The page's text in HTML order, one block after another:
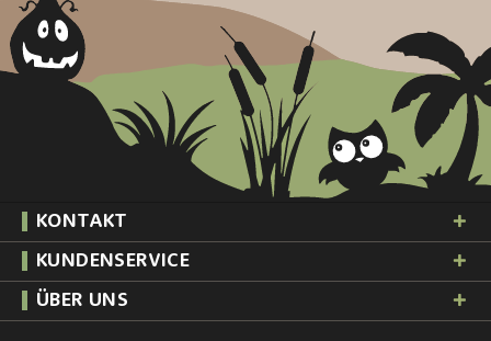
KONTAKT
KUNDENSERVICE
ÜBER UNS